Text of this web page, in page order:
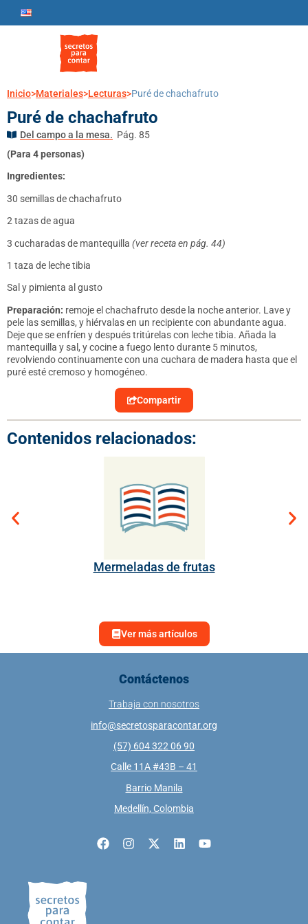
Inicio>Materiales>Lecturas>Puré de chachafruto
Puré de chachafruto
Del campo a la mesa. Pág. 85
(Para 4 personas)
Ingredientes:
30 semillas de chachafruto
2 tazas de agua
3 cucharadas de mantequilla (ver receta en pág. 44)
1 taza de leche tibia
Sal y pimienta al gusto
Preparación: remoje el chachafruto desde la noche anterior. Lave y
pele las semillas, y hiérvalas en un recipiente con abundante agua.
Deje que se enfríen y después tritúrelas con leche tibia. Añada la
mantequilla y sal, y cocine a fuego lento durante 5 minutos,
revolviendo continuamente con una cuchara de madera hasta que el
puré esté cremoso y homogéneo.
Compartir
Contenidos relacionados:
Mermeladas de frutas
Ver más artículos
Contáctenos
Trabaja con nosotros
info@secretosparacontar.org
(57) 604 322 06 90
Calle 11A #43B – 41
Barrio Manila
Medellín, Colombia